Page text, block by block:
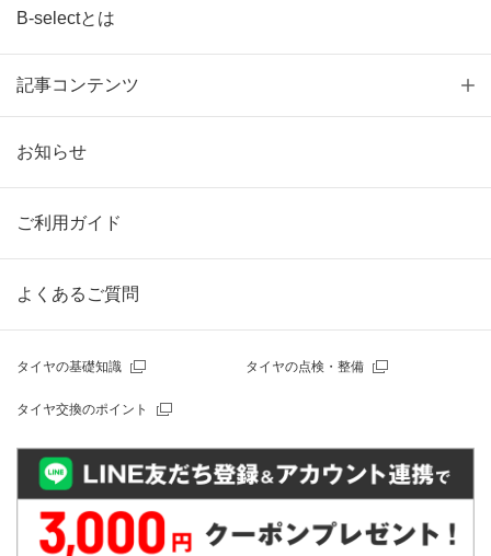
B-selectとは
記事コンテンツ
お知らせ
ご利用ガイド
よくあるご質問
タイヤの基礎知識 タイヤの点検・整備
タイヤ交換のポイント